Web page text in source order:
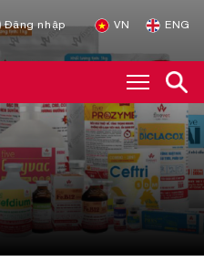
Đăng nhập VN ENG